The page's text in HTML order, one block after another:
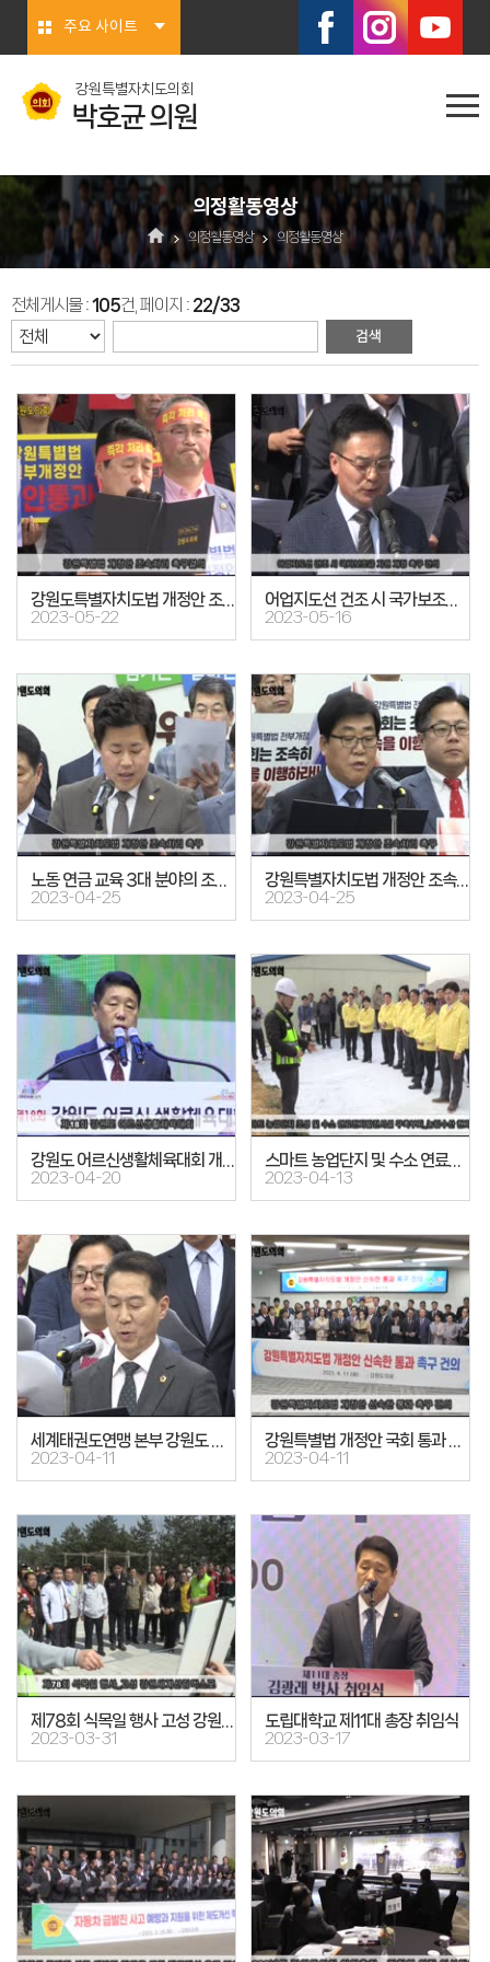
주요 사이트
강원특별자치도의회
박호균 의원
의정활동영상
의정활동영상 의정활동영상
전체게시물 :105건, 페이지 : 22/33
강원도특별자치도법 개정안 조속처리 촉구 결의대회
2023-05-22
어업지도선 건조 시 국가보조금 지원 개정 촉구 건의
2023-05-16
노동 연금 교육 3대 분야의 조속하고 확실한 개혁을 위한 촉구 결의안
2023-04-25
강원특별자치도법 개정안 조속처리 촉구
2023-04-25
2023-04-20
스마트 농업단지 및 수소 연료전지발전시설 구축부지_농림수산 현지시찰
2023-04-13
2023-04-11 2023-04-11
2023-03-31
도립대학교 제11대 총장 취임식
2023-03-17